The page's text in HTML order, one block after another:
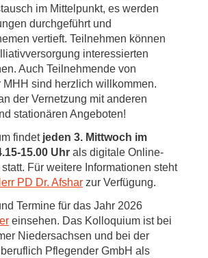
im Mittelpunkt, es werden
durchgeführt und
vertieft. Teilnehmen können
interessierten
Auch Teilnehmende von
sind herzlich willkommen.
der Vernetzung mit anderen
stationären Angeboten!
findetjeden 3. Mittwoch im
15.00 Uhr als digitale Online-
Für weitere Informationen steht
PD Dr. Afshar zur Verfügung.
Termine für das Jahr 2026
einsehen. Das Kolloquium ist bei
Niedersachsen und bei der
Pflegender GmbH als